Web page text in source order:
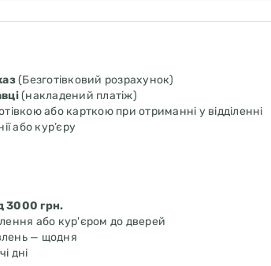
(Безготівковий розрахунок)
(накладений платіж)
або карткою при отриманні у відділенні
або кур’єру
3000 грн.
або кур'єром до дверей
— щодня
дні